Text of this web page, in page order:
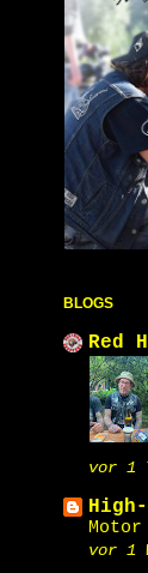
BLOGS
Red
vor 1
vor 1